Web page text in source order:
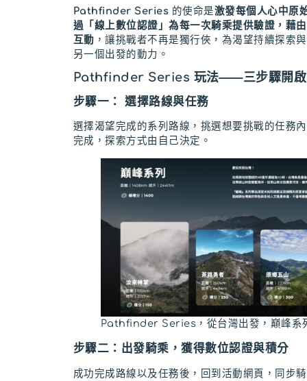
Pathfinder Series 的使命是激發每個人心中原
過「線上數位認證」為每一次騎乘提供驗證，藉
互動 ，讓挑戰者不再是獨行俠，為渴望持續探索
另一個出發的動力。
Pathfinder Series 玩法——三步驟開啟
步驟一： 選擇路線與任務
選擇渴望完成的系列路線，挑選想要挑戰的任務
完成，探索方式由自己決定。
Pathfinder Series，從台灣出發，巔峰系
步驟二：出發騎乘，獲得數位認證與積分
成功完成路線以及任務後，回到活動網頁，同步